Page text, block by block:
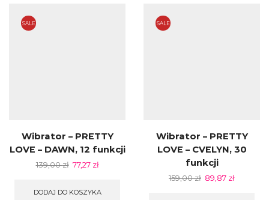
SALE
Wibrator – PRETTY
LOVE – DAWN, 12 funkcji
139,00zł 77,27 zł
DODAJ DO KOSZYKA
SALE
Wibrator – PRETTY
LOVE – CVELYN, 30
funkcji
159,00zł 89,87 zł